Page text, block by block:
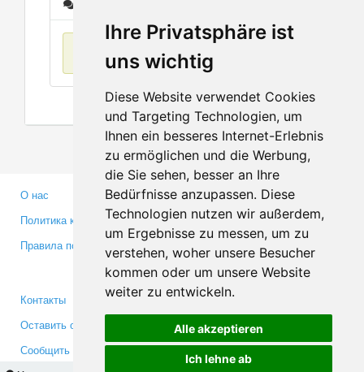
Ihre Privatsphäre ist
uns wichtig
Diese Website verwendet Cookies
und Targeting Technologien, um
Ihnen ein besseres Internet-Erlebnis
zu ermöglichen und die Werbung,
die Sie sehen, besser an Ihre
Bedürfnisse anzupassen. Diese
Technologien nutzen wir außerdem,
um Ergebnisse zu messen, um zu
verstehen, woher unsere Besucher
kommen oder um unsere Website
weiter zu entwickeln.
Alle akzeptieren
Ich lehne ab
О нас
Политика конфиденциальности
Правила пользования
Партнерам
Инвесторам
Медиа
Контакты
Оставить отзыв
Сообщить об ошибке
Facebook
Twitter
YouTube